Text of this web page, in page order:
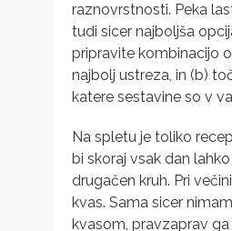
raznovrstnosti. Peka
tudi sicer najboljša
pripravite kombinacijo
najbolj ustreza, in (b)
katere sestavine so v
Na spletu je toliko
bi skoraj vsak dan
drugačen kruh. Pri
kvas. Sama sicer
kvasom, pravzaprav